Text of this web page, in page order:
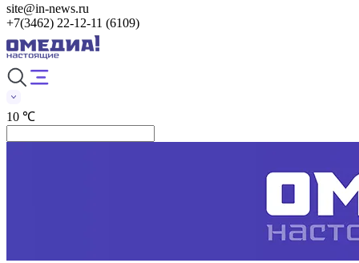
site@in-news.ru
+7(3462) 22-12-11 (6109)
10 ℃